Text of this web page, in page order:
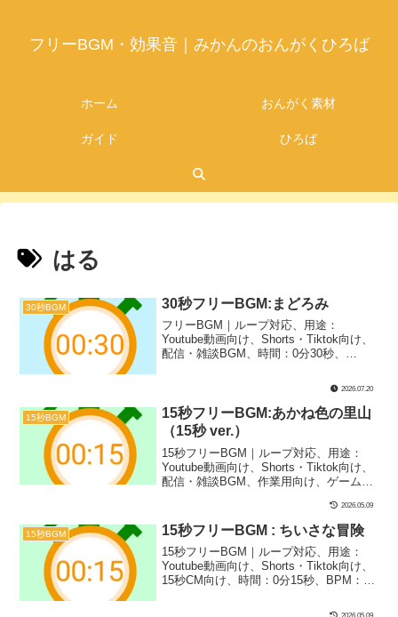
フリーBGM・効果音｜みかんのおんがくひろば
ホーム おんがく素材
ガイド ひろば
はる
30秒BGM 30秒フリーBGM:まどろみ
フリーBGM｜ループ対応、用途：
Youtube動画向け、Shorts・Tiktok向け、
配信・雑談BGM、時間：0分30秒、
たり、楽器：オルゴール｜30秒BGM第42
弾！高音のキラキラしたオルゴールのロ
ーテンポな1曲です！寝落ちや待機画面で
のBGMにぴったり！
2026.07.20
15秒BGM
15秒フリーBGM:あかね色の里山
（15秒 ver.）
15秒フリーBGM｜ループ対応、用途：
Youtube動画向け、Shorts・Tiktok向け、
配信・雑談BGM、作業用向け、ゲーム・
85、キー：律音階（キー＝E）、ジャン
ル：ゆったり、楽器：和風、ファンタジ
ー｜15秒BGM第38弾！和風で素朴なフリ
ーBGMです！なごみ系のYoutube動画や
和風でレトロ、ちょっと懐かしめのシー
ンにバッチリ合います！
2026.05.09
15秒BGM 15秒フリーBGM : ちいさな冒険
15秒フリーBGM｜ループ対応、用途：
Youtube動画向け、Shorts・Tiktok向け、
15秒CM向け、時間：0分15秒、BPM：
しゃれ、楽器：ピアノ｜15秒BGM第272026.05.09